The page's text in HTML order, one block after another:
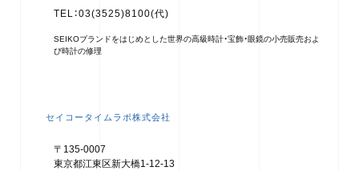
TEL：03(3525)8100(代)
SEIKOブランドをはじめとした世界の高級時計・宝飾・眼鏡の小売販売およ
び時計の修理
セイコータイムラボ株式会社
〒135-0007
東京都江東区新大橋1-12-13